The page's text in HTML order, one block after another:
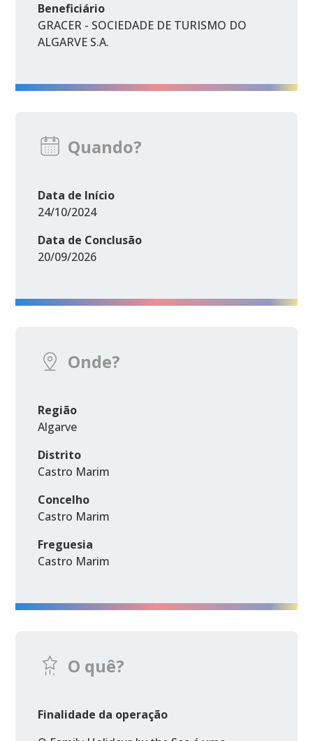
Beneficiário
GRACER - SOCIEDADE DE TURISMO DO
ALGARVE S.A.
Quando?
Data de Início
24/10/2024
Data de Conclusão
20/09/2026
Onde?
Região
Algarve
Distrito
Castro Marim
Concelho
Castro Marim
Freguesia
Castro Marim
O quê?
Finalidade da operação